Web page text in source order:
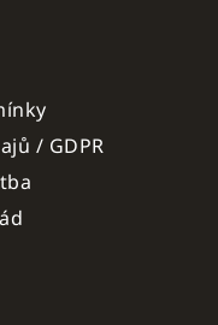
/ GDPR